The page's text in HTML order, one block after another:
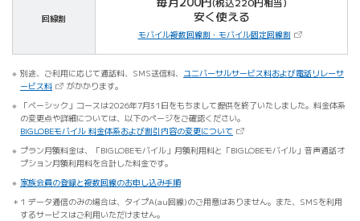
回線割 安く使える
モバイル複数回線割・モバイル固定回線割（新しいタブで開
別途、ご利用に応じて通話料、SMS送信料、 ユニバーサルサービス料および電話リレーサ
ービス料（新しいタブで開きます）
がかかります。
「ベーシック」コースは2026年7月31日をもちまして提供を終了いたしました。料金体系
の変更点や詳細については、以下のページをご確認ください。
BIGLOBEモバイル 料金体系および割引内容の変更について （新しいタブで開きます）
プラン月額料金は、「BIGLOBEモバイル」月額利用料と「BIGLOBEモバイル」音声通話オ
プション月額利用料を合計した料金です。
家族会員の登録と複数回線のお申し込み手順
1 データ通信のみの場合は、タイプA(au回線)のご用意はありません。また、SMSを利用
するサービスはご利用いただけません。